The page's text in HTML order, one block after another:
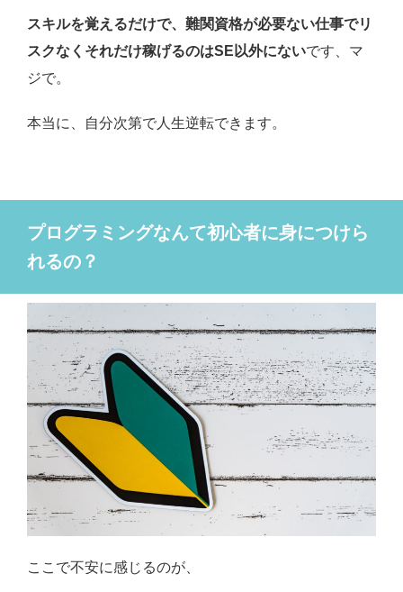
スキルを覚えるだけで、難関資格が必要ない仕事でリ
スクなくそれだけ稼げるのはSE以外にないです、マ
ジで。
本当に、自分次第で人生逆転できます。
プログラミングなんて初心者に身につけら
れるの？
ここで不安に感じるのが、